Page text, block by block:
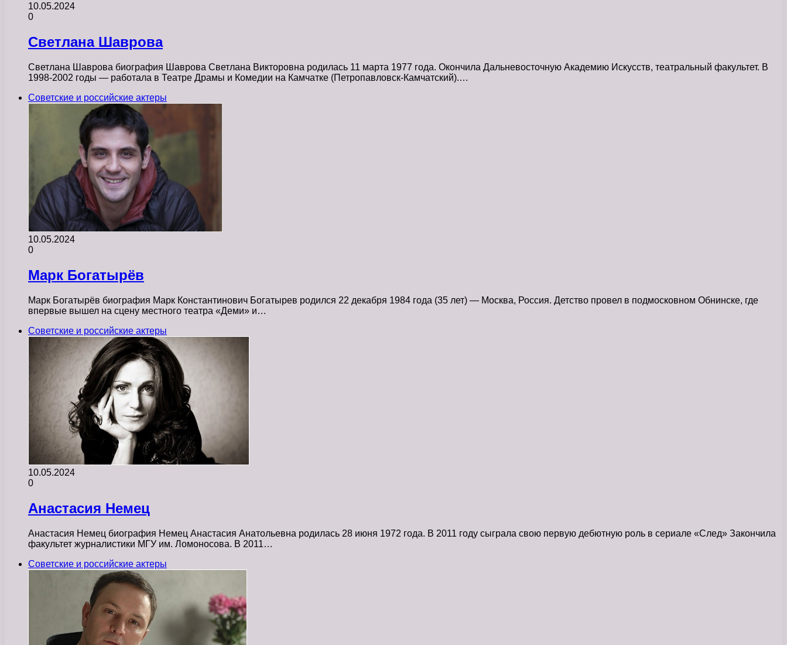
10.05.2024
0
Светлана Шаврова
Светлана Шаврова биография Шаврова Светлана Викторовна родилась 11 марта 1977 года. Окончила Дальневосточную Академию Искусств, театральный факультет. В
1998-2002 годы — работала в Театре Драмы и Комедии на Камчатке (Петропавловск-Камчатский).…
Советские и российские актеры
10.05.2024
0
Марк Богатырёв
Марк Богатырёв биография Марк Константинович Богатырев родился 22 декабря 1984 года (35 лет) — Москва, Россия. Детство провел в подмосковном Обнинске, где
впервые вышел на сцену местного театра «Деми» и…
Советские и российские актеры
10.05.2024
0
Анастасия Немец
Анастасия Немец биография Немец Анастасия Анатольевна родилась 28 июня 1972 года. В 2011 году сыграла свою первую дебютную роль в сериале «След» Закончила
факультет журналистики МГУ им. Ломоносова. В 2011…
Советские и российские актеры